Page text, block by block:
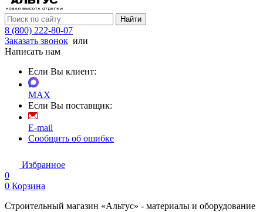
Найти
8 (800) 222-80-07
Заказать звонок или
Написать нам
Если Вы клиент:
MAX
Если Вы поставщик:
E-mail
Сообщить об ошибке
Избранное
0
0 Корзина
Строительный магазин «Альтус» - материалы и оборудование